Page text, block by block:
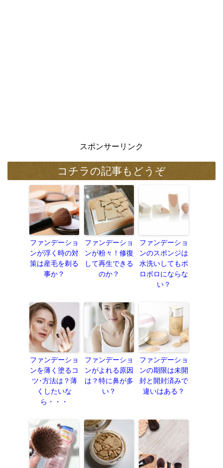
スポンサーリンク
コチラの記事もどうぞ
ファンデーショ
ンが浮く時の対
策は産毛を剃る
事か？
ファンデーショ
ンが粉々！修復
して再生できる
のか？
ファンデーショ
ンのスポンジは
水洗いしてもボ
ロボロにならな
い？
ファンデーショ
ンを薄く塗るコ
ツ･方法は？薄
くしたいな
ら・・・
ファンデーショ
ンがよれる原因
は？特に鼻が多
い？
ファンデーショ
ンの期限は未開
封と開封済みで
違いはある？